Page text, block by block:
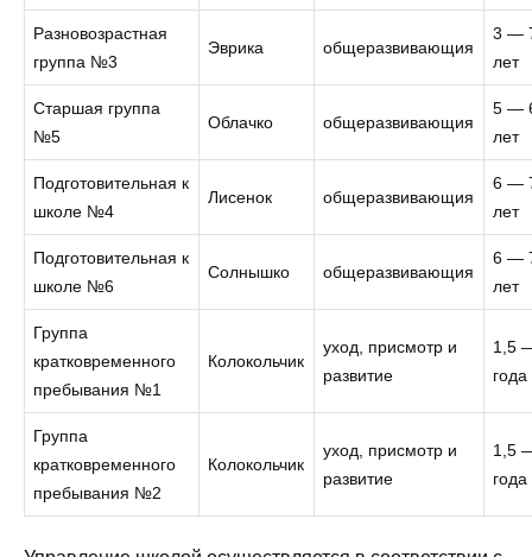
Разновозрастная
группа №3
Эврика общеразвивающия
3 —
лет
Старшая группа
№5
Облачко общеразвивающия
5 —
лет
Подготовительная к
школе №4
Лисенок общеразвивающия
6 —
лет
Подготовительная к
школе №6
Солнышко общеразвивающия
6 —
лет
Группа
кратковременного
пребывания №1
Колокольчик
уход, присмотр и
развитие
1,5
года
Группа
кратковременного
пребывания №2
Колокольчик
уход, присмотр и
развитие
1,5
года